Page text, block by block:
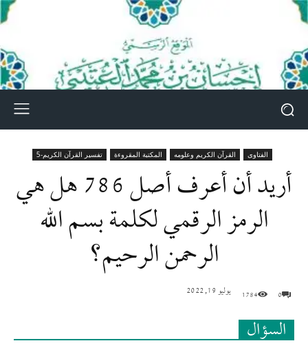
الفتاوى القرآن الكريم وعلومه المكتبة المقروءة تفسير القرآن الكريم-5
أريد أن أعرف أصل 786 هل هي
الرمز الرقمي لكلمة بسم الله
الرحمن الرحيم؟
0
1784 يوليو 19, 2022
السؤال